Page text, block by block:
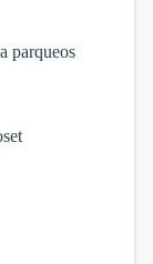
parqueos